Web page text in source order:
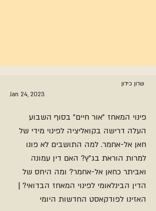
שרון כידון
Jan 24, 2023
פינוי המאחז "אור חיים" בסוף השבוע
העלה דרישה בקואליציה לפינוי מידי של
חאן אל-אחמר. למה התושבים לא פונו
למרות הוראת בג"ץ? האם דין עמונה
ואביתר כחאן אל-אחמר? ומה היחס של
הדין הבינלאומי לפינוי המאחז הבדואי? |
האזינו לפודקאסט החדשות היומי